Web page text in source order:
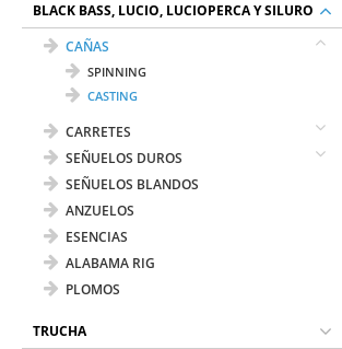
BLACK BASS, LUCIO, LUCIOPERCA Y SILURO
CAÑAS
SPINNING
CASTING
CARRETES
SEÑUELOS DUROS
SEÑUELOS BLANDOS
ANZUELOS
ESENCIAS
ALABAMA RIG
PLOMOS
TRUCHA